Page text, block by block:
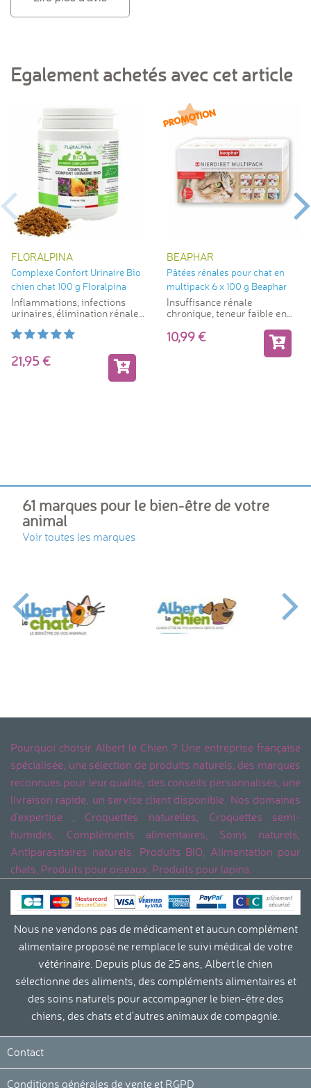
Egalement achetés avec cet article
FLORALPINA
Complexe Confort Urinaire Bio
chien chat 100 g Floralpina
Inflammations, infections
urinaires, élimination rénale
21,95
BEAPHAR
Pâtées rénales pour chat en
multipack 6 x 100 g Beaphar
Insuffisance rénale
chronique, teneur faible en
10,99
61 marques pour le bien-être de votre
animal
Voir toutes les marques
Pourquoi choisir Albert le Chien ? Une entreprise française
spécialisée, une sélection de produits naturels, des marques
reconnues pour leur qualité, des conseils personnalisés, une
livraison rapide, un service client disponible. Nos domaines
d'expertise ; Croquettes naturelles, Croquettes semi-
humides, Compléments alimentaires, Soins naturels,
Antiparasitaires naturels, Produits BIO, Alimentation pour
chats, Produits pour oiseaux, Produits pour lapins.
Nous ne vendons pas de médicament et aucun complément
alimentaire proposé ne remplace le suivi médical de votre
vétérinaire. Depuis plus de 25 ans, Albert le chien
sélectionne des aliments, des compléments alimentaires et
des soins naturels pour accompagner le bien-être des
chiens, des chats et d'autres animaux de compagnie.
Contact
Conditions générales de vente et RGPD